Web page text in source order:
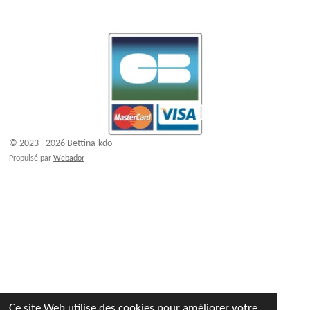
© 2023 - 2026 Bettina-kdo
Propulsé par Webador